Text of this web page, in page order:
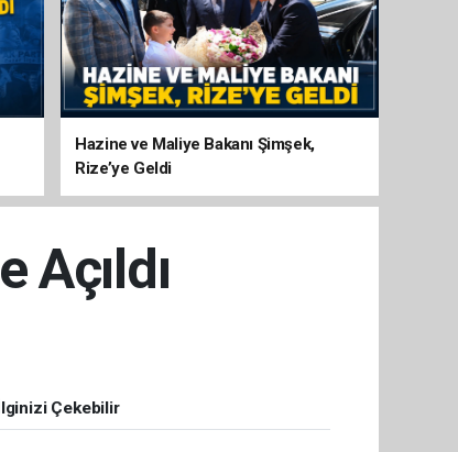
Hazine ve Maliye Bakanı Şimşek,
Rize’ye Geldi
Açıldı
Çekebilir